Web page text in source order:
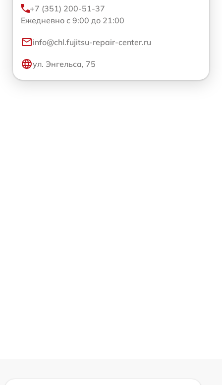
+7 (351) 200-51-37
Ежедневно с 9:00 до 21:00
info@chl.fujitsu-repair-center.ru
ул. Энгельса, 75